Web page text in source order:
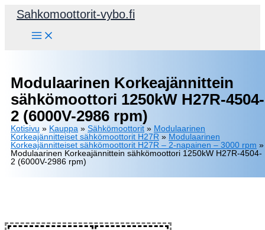
Siirry
Sahkomoottorit-vybo.fi
Modulaarinen Korkeajännittein
sähkömoottori 1250kW H27R-4504-
2 (6000V-2986 rpm)
Kotisivu » Kauppa » Sähkömoottorit » Modulaarinen
Korkeajännitteiset sähkömoottorit H27R » Modulaarinen
Korkeajännitteiset sähkömoottorit H27R – 2-napainen – 3000 rpm »
Modulaarinen Korkeajännittein sähkömoottori 1250kW H27R-4504-
2 (6000V-2986 rpm)